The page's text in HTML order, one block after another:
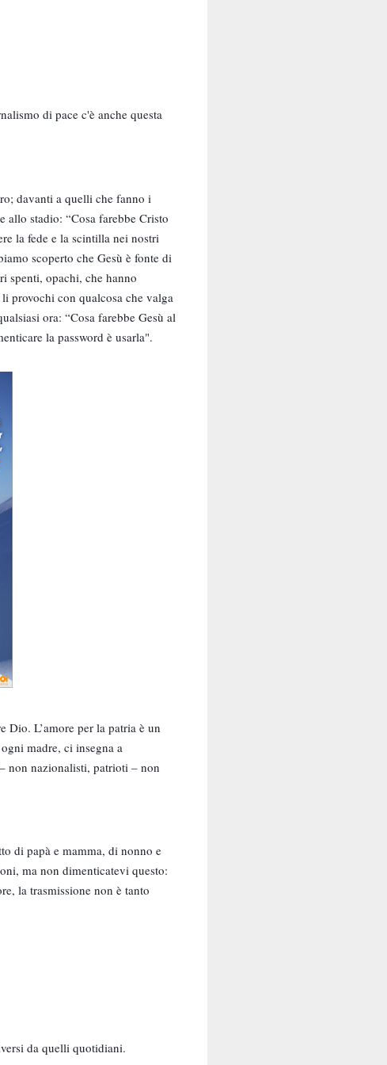
di pace c'è anche questa
davanti a quelli che fanno i
allo stadio: “Cosa farebbe Cristo
la fede e la scintilla nei nostri
scoperto che Gesù è fonte di
spenti, opachi, che hanno
provochi con qualcosa che valga
ora: “Cosa farebbe Gesù al
la password è usarla".
Dio. L’amore per la patria è un
madre, ci insegna a
non nazionalisti, patrioti – non
di papà e mamma, di nonno e
ma non dimenticatevi questo:
la trasmissione non è tanto
da quelli quotidiani.